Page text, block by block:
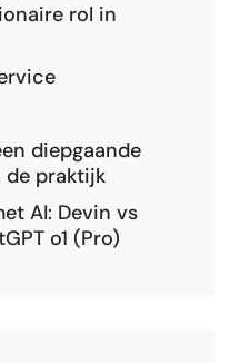
rol in
diepgaande
de praktijk
AI: Devin vs
o1 (Pro)